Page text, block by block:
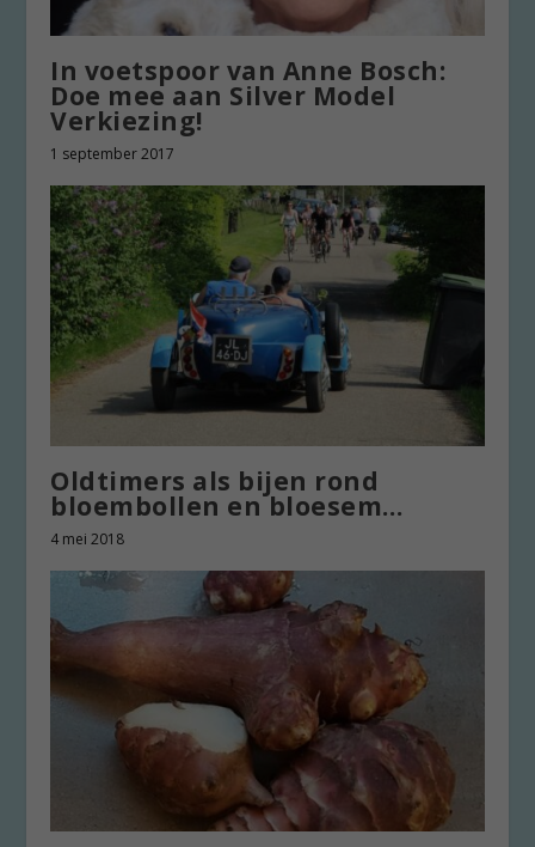
In voetspoor van Anne Bosch:
Doe mee aan Silver Model
Verkiezing!
1 september 2017
Oldtimers als bijen rond
bloembollen en bloesem…
4 mei 2018